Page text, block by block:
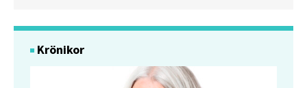
Krönikor